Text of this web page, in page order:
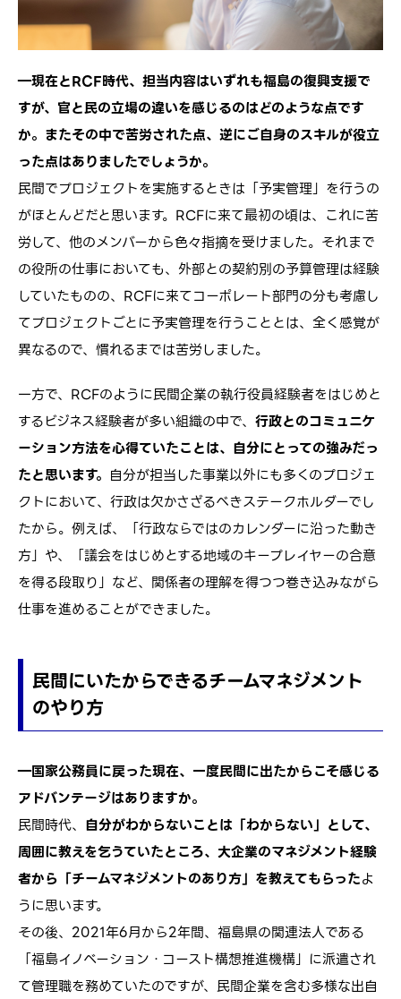
―現在とRCF時代、担当内容はいずれも福島の復興支援で
すが、官と民の立場の違いを感じるのはどのような点です
か。またその中で苦労された点、逆にご自身のスキルが役立
った点はありましたでしょうか。
民間でプロジェクトを実施するときは「予実管理」を行うの
がほとんどだと思います。RCFに来て最初の頃は、これに苦
労して、他のメンバーから色々指摘を受けました。それまで
の役所の仕事においても、外部との契約別の予算管理は経験
していたものの、RCFに来てコーポレート部門の分も考慮し
てプロジェクトごとに予実管理を行うこととは、全く感覚が
異なるので、慣れるまでは苦労しました。
一方で、RCFのように民間企業の執行役員経験者をはじめと
するビジネス経験者が多い組織の中で、 行政とのコミュニケ
ーション方法を心得ていたことは、自分にとっての強みだっ
たと思います。 自分が担当した事業以外にも多くのプロジェ
クトにおいて、行政は欠かさざるべきステークホルダーでし
たから。例えば、「行政ならではのカレンダーに沿った動き
方」や、「議会をはじめとする地域のキープレイヤーの合意
を得る段取り」など、関係者の理解を得つつ巻き込みながら
仕事を進めることができました。
民間にいたからできるチームマネジメント
のやり方
―国家公務員に戻った現在、一度民間に出たからこそ感じる
アドバンテージはありますか。
民間時代、 自分がわからないことは「わからない」として、
周囲に教えを乞うていたところ、大企業のマネジメント経験
者から「チームマネジメントのあり方」を教えてもらったよ
うに思います。
その後、2021年6月から2年間、福島県の関連法人である
「福島イノベーション・コースト構想推進機構」に派遣され
て管理職を務めていたのですが、民間企業を含む多様な出自